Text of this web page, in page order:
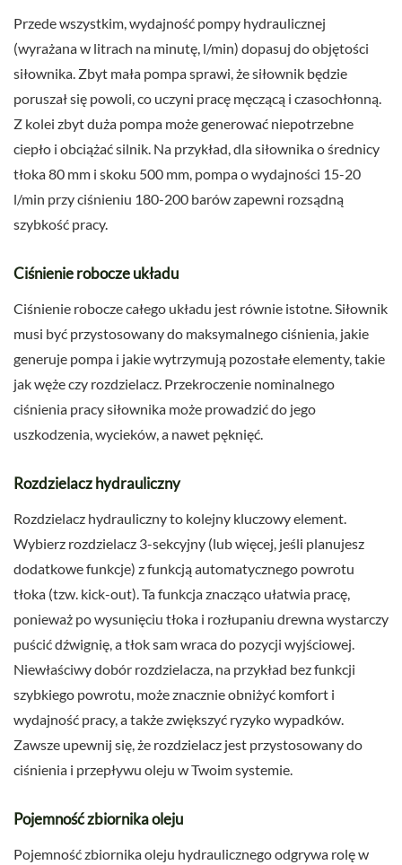
Przede wszystkim, wydajność pompy hydraulicznej
(wyrażana w litrach na minutę, l/min) dopasuj do objętości
siłownika. Zbyt mała pompa sprawi, że siłownik będzie
poruszał się powoli, co uczyni pracę męczącą i czasochłonną.
Z kolei zbyt duża pompa może generować niepotrzebne
ciepło i obciążać silnik. Na przykład, dla siłownika o średnicy
tłoka 80 mm i skoku 500 mm, pompa o wydajności 15-20
l/min przy ciśnieniu 180-200 barów zapewni rozsądną
szybkość pracy.
Ciśnienie robocze układu
Ciśnienie robocze całego układu jest równie istotne. Siłownik
musi być przystosowany do maksymalnego ciśnienia, jakie
generuje pompa i jakie wytrzymują pozostałe elementy, takie
jak węże czy rozdzielacz. Przekroczenie nominalnego
ciśnienia pracy siłownika może prowadzić do jego
uszkodzenia, wycieków, a nawet pęknięć.
Rozdzielacz hydrauliczny
Rozdzielacz hydrauliczny to kolejny kluczowy element.
Wybierz rozdzielacz 3-sekcyjny (lub więcej, jeśli planujesz
dodatkowe funkcje) z funkcją automatycznego powrotu
tłoka (tzw. kick-out). Ta funkcja znacząco ułatwia pracę,
ponieważ po wysunięciu tłoka i rozłupaniu drewna wystarczy
puścić dźwignię, a tłok sam wraca do pozycji wyjściowej.
Niewłaściwy dobór rozdzielacza, na przykład bez funkcji
szybkiego powrotu, może znacznie obniżyć komfort i
wydajność pracy, a także zwiększyć ryzyko wypadków.
Zawsze upewnij się, że rozdzielacz jest przystosowany do
ciśnienia i przepływu oleju w Twoim systemie.
Pojemność zbiornika oleju
Pojemność zbiornika oleju hydraulicznego odgrywa rolę w